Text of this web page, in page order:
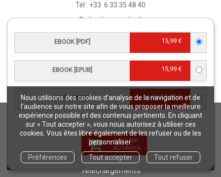
Nous utilisons des cookies d’analyse de la navigation et de
l’audience sur notre site afin de vous proposer la meilleure
expérience possible et des contenus pertinents. En cliquant
sur « Tout accepter », vous nous autorisez à utiliser ces
cookies. Vous êtes libre également de les refuser ou de les
personnaliser.
Préférences
Tout accepter Tout refuser
EBOOK [PDF] 15,99 €
EBOOK [EPUB] 15,99 €
LIVRE PAPIER 24,00 € 9,60 €
AJOUTER
AU PANIER
Tél : +33 6 33 35 48 40
Du lundi au vendredi
CONTACT JOURNALISTES
presse@editions-quae.com
ÉDITIONS QUÆ
Qui sommes-nous ?
Nos collections
CGV
Téléchargements